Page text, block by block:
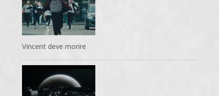
Vincent deve morire